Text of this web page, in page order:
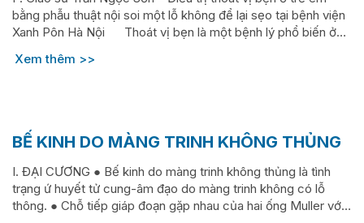
bằng phẫu thuật nội soi một lỗ không để lại sẹo tại bệnh viện
Xanh Pôn Hà Nội Thoát vị bẹn là một bệnh lý phổ biến ở
biến chứng...
Xem thêm
BẾ KINH DO MÀNG TRINH KHÔNG THỦNG
I. ĐẠI CƯƠNG ● Bế kinh do màng trinh không thủng là tình
trạng ứ huyết tử cung-âm đạo do màng trinh không có lỗ
thông. ● Chỗ tiếp giáp đoạn gặp nhau của hai ống Muller với